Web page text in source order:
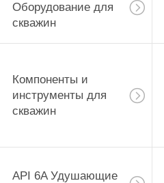
Оборудование для
скважин
Компоненты и
инструменты для
скважин
API 6A Удушающие